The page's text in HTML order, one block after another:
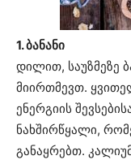
1. ბანანი
დილით, საუზმეზე
მიირთმევთ.
ენერგიის
ნახშირწყალი,
განაყრებთ.